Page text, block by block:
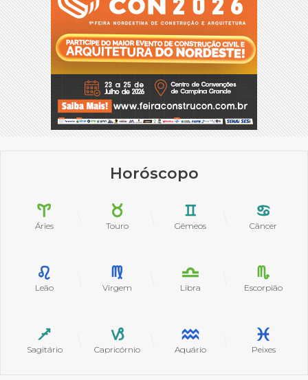
Horóscopo
Áries Touro Gêmeos Câncer
Leão Virgem Libra Escorpião
Sagitário Capricórnio Aquário Peixes